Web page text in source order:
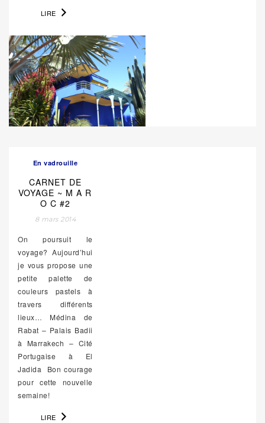
LIRE
En vadrouille
CARNET DE
VOYAGE ~ M A R
O C #2
8 mars 2014
On poursuit le
voyage? Aujourd’hui
je vous propose une
petite palette de
couleurs pastels à
travers différents
lieux… Médina de
Rabat – Palais Badii
à Marrakech – Cité
Portugaise à El
Jadida Bon courage
pour cette nouvelle
semaine!
LIRE